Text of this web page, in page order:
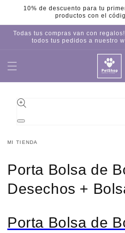
directamente
10% de descuento para tu
productos con el
Todas tus compras van con
todos tus pedidos a nuestro
directamente
a la
del producto
Abrir
multimedia
1
ventana
modal
MI TIENDA
Porta Bolsa de
Desechos +
Porta Bolsa de